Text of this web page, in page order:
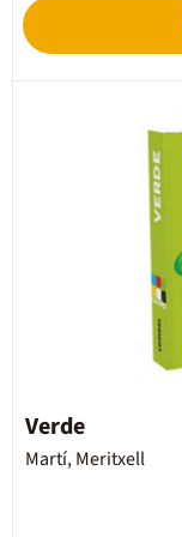
Verde
Martí, Meritxell